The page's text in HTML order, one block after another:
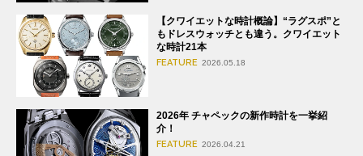
【クワイエットな時計概論】“ラグスポ”と
もドレスウォッチとも違う。クワイエット
な時計21本
FEATURE 2026.05.18
2026年 チャペックの新作時計を一挙紹
介！
FEATURE 2026.04.21